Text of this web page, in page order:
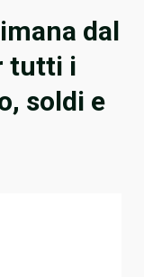
dal
tutti i
soldi e